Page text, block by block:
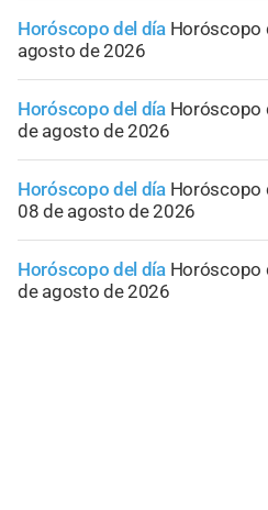
Horóscopo del día Horóscopo
agosto de 2026
Horóscopo del día Horóscopo
de agosto de 2026
Horóscopo del día Horóscopo
08 de agosto de 2026
Horóscopo del día Horóscopo
de agosto de 2026